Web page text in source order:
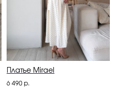
Платье Mirael
6 490 р.